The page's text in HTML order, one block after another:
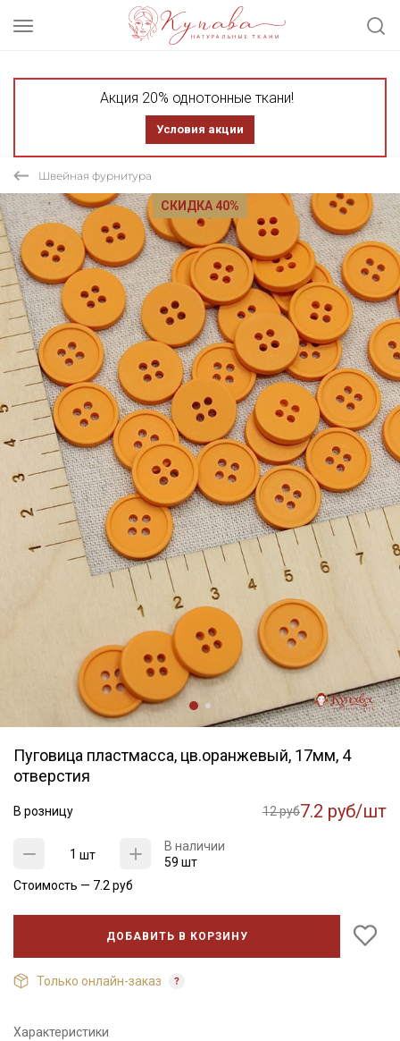
Акция 20% однотонные ткани!
Условия акции
Швейная фурнитура
СКИДКА 40%
Пуговица пластмасса, цв.оранжевый, 17мм, 4
отверстия
В розницу 12 руб7.2 руб/шт
шт
В наличии
59 шт
Стоимость — 7.2 руб
ДОБАВИТЬ В КОРЗИНУ
Только онлайн-заказ
Характеристики
Секретная рассылка от Купава